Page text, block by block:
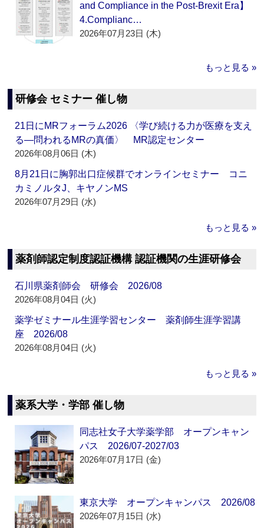
and Compliance in the Post-Brexit Era】
4.Complianc…
2026年07月23日 (木)
もっと見る »
研修会 セミナー 催し物
21日にMRフォーラム2026 〈学び続ける力が医療を支え
る―問われるMRの真価〉 MR認定センター
2026年08月06日 (木)
8月21日に胸郭出口症候群でオンラインセミナー コニ
カミノルタJ、キヤノンMS
2026年07月29日 (水)
もっと見る »
薬剤師認定制度認証機構 認証機関の生涯研修会
石川県薬剤師会 研修会 2026/08
2026年08月04日 (火)
薬学ゼミナール生涯学習センター 薬剤師生涯学習講
座 2026/08
2026年08月04日 (火)
もっと見る »
薬系大学・学部 催し物
同志社女子大学薬学部 オープンキャン
パス 2026/07-2027/03
2026年07月17日 (金)
東京大学 オープンキャンパス 2026/08
2026年07月15日 (水)